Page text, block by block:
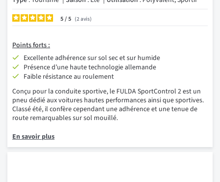
5/ 2 avis
Points forts :
Excellente adhérence sur sol sec et sur humide
Présence d’une haute technologie allemande
Faible résistance au roulement
Conçu pour la conduite sportive, le FULDA SportControl 2 est un
pneu dédié aux voitures hautes performances ainsi que sportives.
Classé été, il confère cependant une adhérence et une tenue de
route remarquables sur sol mouillé.
En savoir plus